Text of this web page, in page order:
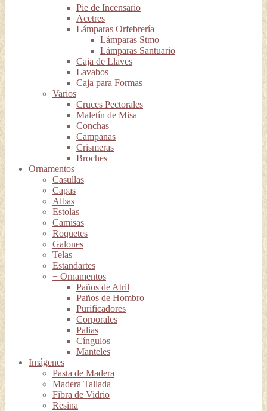
Pie de Incensario
Acetres
Lámparas Orfebrería
Lámparas Stmo
Lámparas Santuario
Caja de Llaves
Lavabos
Caja para Formas
Varios
Cruces Pectorales
Maletín de Misa
Conchas
Campanas
Crismeras
Broches
Ornamentos
Casullas
Capas
Albas
Estolas
Camisas
Roquetes
Galones
Telas
Estandartes
+ Ornamentos
Paños de Atril
Paños de Hombro
Purificadores
Corporales
Palias
Cíngulos
Manteles
Imágenes
Pasta de Madera
Madera Tallada
Fibra de Vidrio
Resina